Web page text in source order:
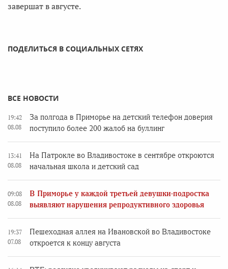
завершат в августе.
ПОДЕЛИТЬСЯ В СОЦИАЛЬНЫХ СЕТЯХ
ВСЕ НОВОСТИ
19:42
08.08
За полгода в Приморье на детский телефон доверия
поступило более 200 жалоб на буллинг
13:41
08.08
На Патрокле во Владивостоке в сентябре откроются
начальная школа и детский сад
09:08
08.08
В Приморье у каждой третьей девушки-подростка
выявляют нарушения репродуктивного здоровья
19:37
07.08
Пешеходная аллея на Ивановской во Владивостоке
откроется к концу августа